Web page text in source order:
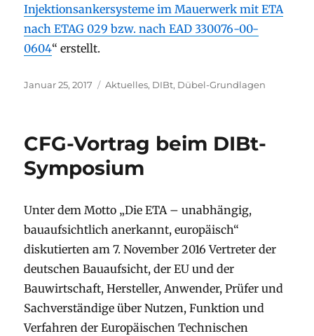
Injektionsankersysteme im Mauerwerk mit ETA
nach ETAG 029 bzw. nach EAD 330076-00-
0604“ erstellt.
Veröffentlicht
Januar 25, 2017 Kategorien
Aktuelles, DIBt, Dübel-Grundlagen
CFG-Vortrag beim DIBt-
Symposium
Unter dem Motto „Die ETA – unabhängig,
bauaufsichtlich anerkannt, europäisch“
diskutierten am 7. November 2016 Vertreter der
deutschen Bauaufsicht, der EU und der
Bauwirtschaft, Hersteller, Anwender, Prüfer und
Sachverständige über Nutzen, Funktion und
Verfahren der Europäischen Technischen